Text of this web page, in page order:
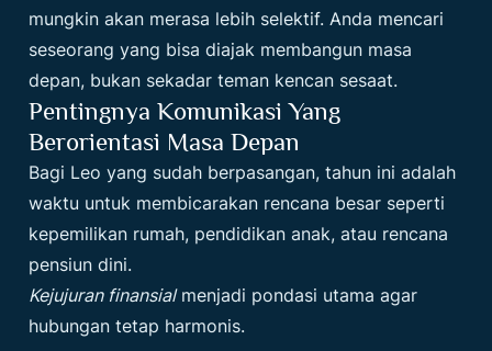
mungkin akan merasa lebih selektif. Anda mencari
seseorang yang bisa diajak membangun masa
depan, bukan sekadar teman kencan sesaat.
Pentingnya Komunikasi Yang
Berorientasi Masa Depan
Bagi Leo yang sudah berpasangan, tahun ini adalah
waktu untuk membicarakan rencana besar seperti
kepemilikan rumah, pendidikan anak, atau rencana
pensiun dini.
Kejujuran finansialmenjadi pondasi utama agar
hubungan tetap harmonis.